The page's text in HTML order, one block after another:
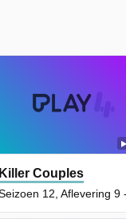
Killer Couples